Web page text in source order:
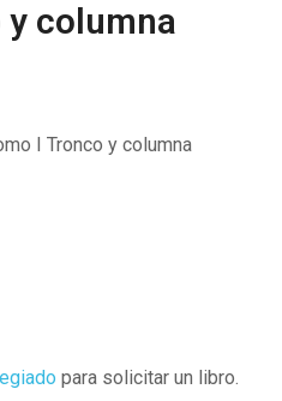
y columna
I Tronco y columna
para solicitar un libro.